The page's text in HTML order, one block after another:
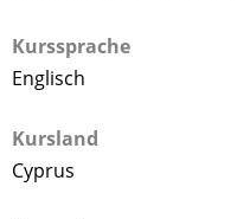
Kurssprache
Englisch
Kursland
Cyprus